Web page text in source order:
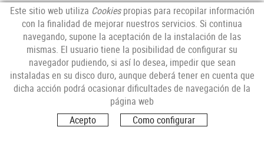
Este sitio web utiliza Cookiespropias para recopilar información
con la finalidad de mejorar nuestros servicios. Si continua
navegando, supone la aceptación de la instalación de las
mismas. El usuario tiene la posibilidad de configurar su
navegador pudiendo, si así lo desea, impedir que sean
instaladas en su disco duro, aunque deberá tener en cuenta que
dicha acción podrá ocasionar dificultades de navegación de la
página web
Acepto
Como configurar